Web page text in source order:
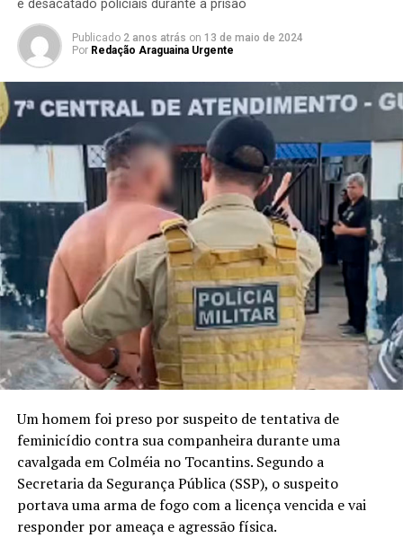
e desacatado policiais durante a prisão
Publicado 2 anos atrás on 13 de maio de 2024
Por Redação Araguaina Urgente
Um homem foi preso por suspeito de tentativa de
feminicídio contra sua companheira durante uma
cavalgada em Colméia no Tocantins. Segundo a
Secretaria da Segurança Pública (SSP), o suspeito
portava uma arma de fogo com a licença vencida e vai
responder por ameaça e agressão física.